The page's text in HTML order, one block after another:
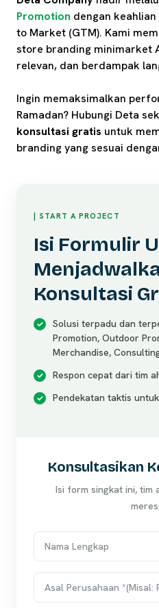
Promotion dengan
to Market (GTM). Kami
store branding minimarket
relevan, dan berdampak
Ingin memaksimalkan
Ramadan? Hubungi Deta
konsultasi gratis untuk
branding yang sesuai
| START A PROJECT
Isi Formulir
Konsultasi
Solusi terpadu dan
Promotion, Outdoor
Merchandise,
Respon cepat dari tim
Pendekatan taktis
Konsultasikan
Isi form singkat ini, tim